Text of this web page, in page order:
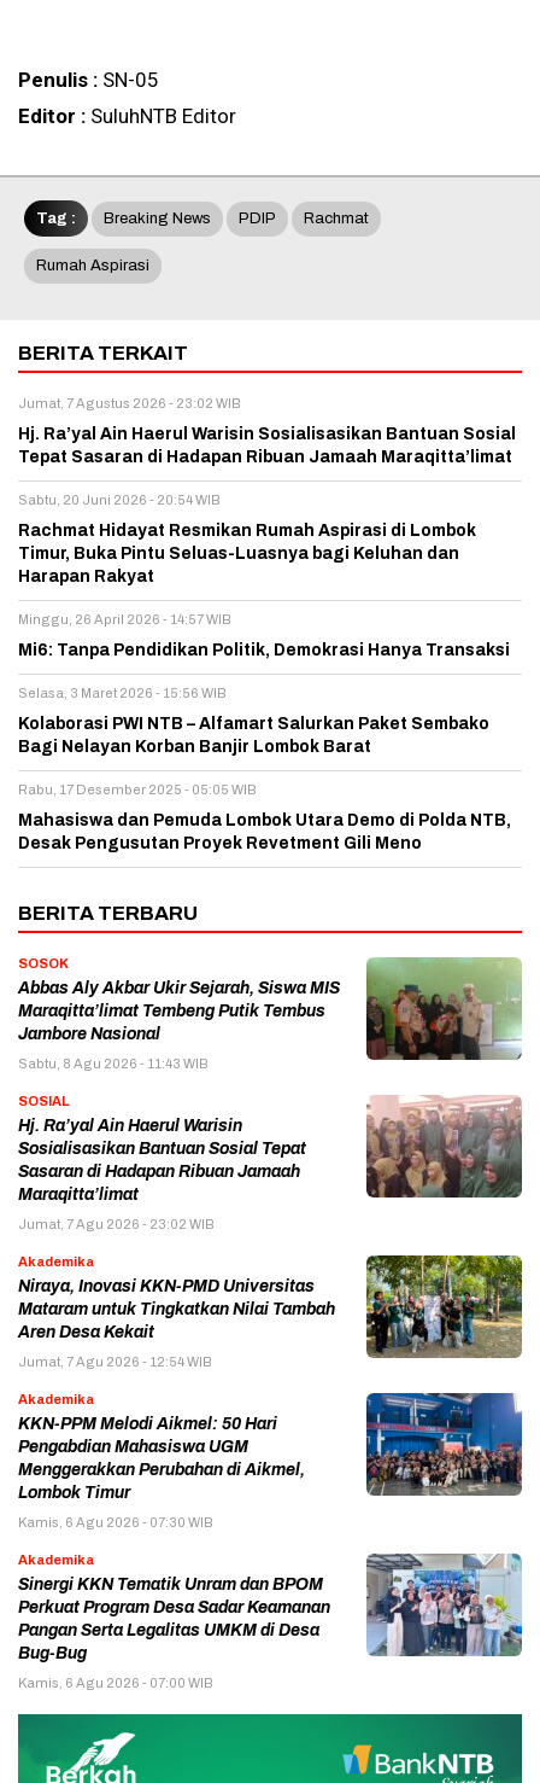
Penulis : SN-05
Editor : SuluhNTB Editor
Tag : Breaking News PDIP Rachmat
Rumah Aspirasi
BERITA TERKAIT
Jumat, 7 Agustus 2026 - 23:02 WIB
Hj. Ra’yal Ain Haerul Warisin Sosialisasikan Bantuan Sosial
Tepat Sasaran di Hadapan Ribuan Jamaah Maraqitta’limat
Sabtu, 20 Juni 2026 - 20:54 WIB
Rachmat Hidayat Resmikan Rumah Aspirasi di Lombok
Timur, Buka Pintu Seluas-Luasnya bagi Keluhan dan
Harapan Rakyat
Minggu, 26 April 2026 - 14:57 WIB
Mi6: Tanpa Pendidikan Politik, Demokrasi Hanya Transaksi
Selasa, 3 Maret 2026 - 15:56 WIB
Kolaborasi PWI NTB – Alfamart Salurkan Paket Sembako
Bagi Nelayan Korban Banjir Lombok Barat
Rabu, 17 Desember 2025 - 05:05 WIB
Mahasiswa dan Pemuda Lombok Utara Demo di Polda NTB,
Desak Pengusutan Proyek Revetment Gili Meno
BERITA TERBARU
SOSOK
Abbas Aly Akbar Ukir Sejarah, Siswa MIS
Maraqitta’limat Tembeng Putik Tembus
Jambore Nasional
Sabtu, 8 Agu 2026 - 11:43 WIB
SOSIAL
Hj. Ra’yal Ain Haerul Warisin
Sosialisasikan Bantuan Sosial Tepat
Sasaran di Hadapan Ribuan Jamaah
Maraqitta’limat
Jumat, 7 Agu 2026 - 23:02 WIB
Akademika
Niraya, Inovasi KKN-PMD Universitas
Mataram untuk Tingkatkan Nilai Tambah
Aren Desa Kekait
Jumat, 7 Agu 2026 - 12:54 WIB
Akademika
KKN-PPM Melodi Aikmel: 50 Hari
Pengabdian Mahasiswa UGM
Menggerakkan Perubahan di Aikmel,
Lombok Timur
Kamis, 6 Agu 2026 - 07:30 WIB
Akademika
Sinergi KKN Tematik Unram dan BPOM
Perkuat Program Desa Sadar Keamanan
Pangan Serta Legalitas UMKM di Desa
Bug-Bug
Kamis, 6 Agu 2026 - 07:00 WIB